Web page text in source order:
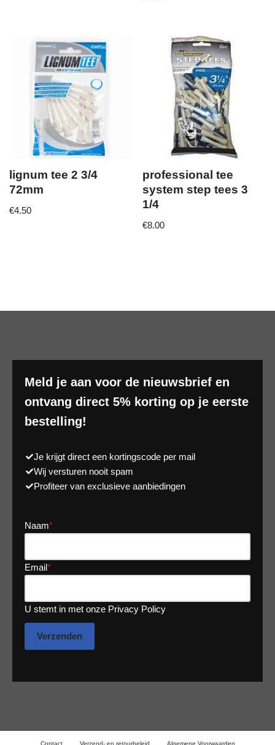
lignum tee 2 3/4
72mm
€4.50
professional tee
system step tees 3
1/4
€8.00
Meld je aan voor de nieuwsbrief en
ontvang direct 5% korting op je eerste
bestelling!
Je krijgt direct een kortingscode per mail
Wij versturen nooit spam
Profiteer van exclusieve aanbiedingen
Naam*
Email*
U stemt in met onze Privacy Policy
Verzenden
Contact Verzend- en retourbeleid Algemene Voorwaarden